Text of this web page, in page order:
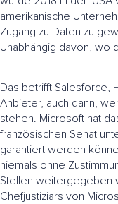
amerikanische
Zugang zu Daten zu
Unabhängig davon, wo
Das betrifft Salesforce,
Anbieter, auch dann,
stehen. Microsoft hat
französischen Senat
garantiert werden
niemals ohne
Stellen weitergegeben
Chefjustiziars von